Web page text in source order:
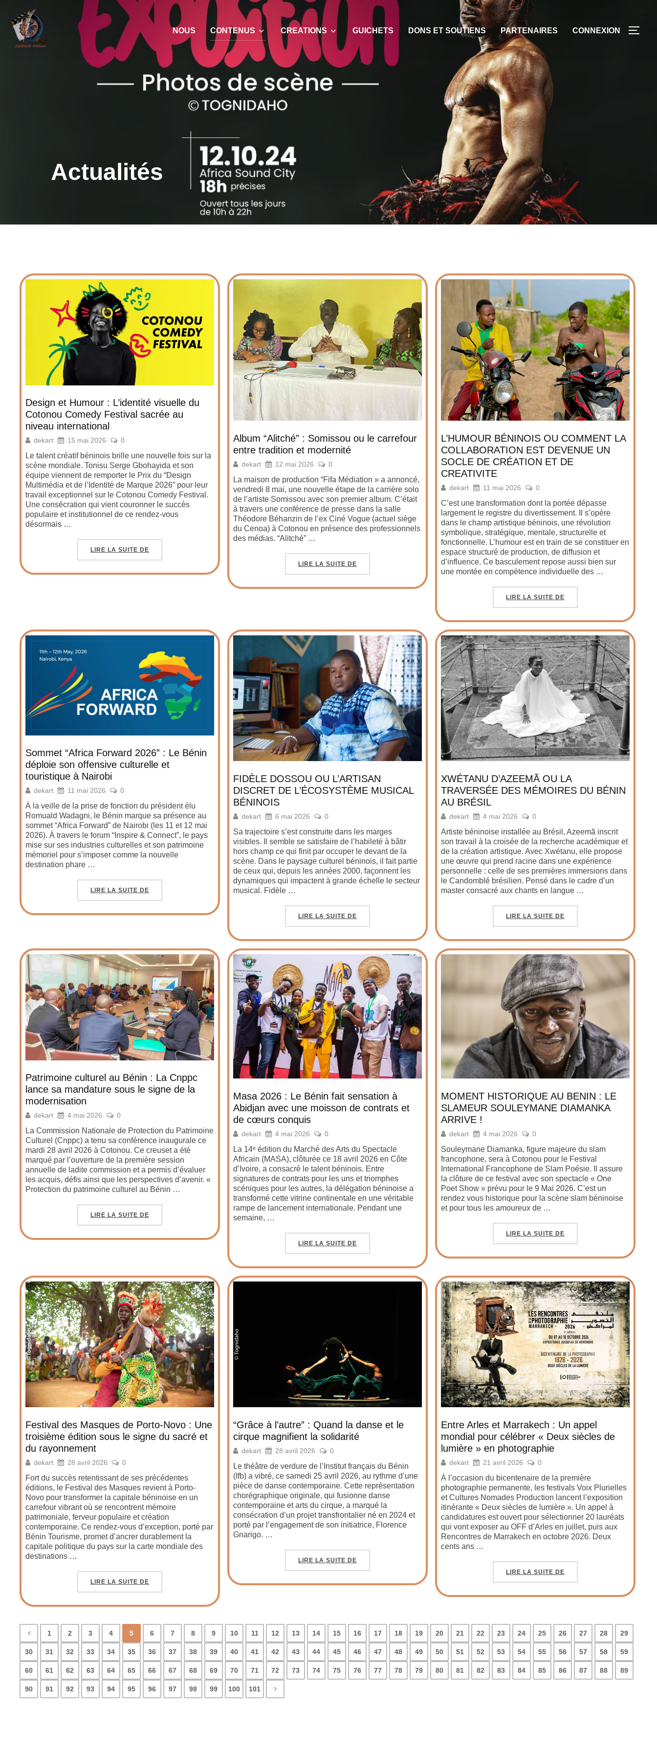
NOUS CONTENUS CREATIONS GUICHETS DONS ET SOUTIENS PARTENAIRES CONNEXION
Actualités
Design et Humour : L’identité visuelle du
Cotonou Comedy Festival sacrée au
niveau international
dekart 15 mai 2026 0
Le talent créatif béninois brille une nouvelle fois sur la
scène mondiale. Tonisu Serge Gbohayida et son
équipe viennent de remporter le Prix du “Design
Multimédia et de l’Identité de Marque 2026” pour leur
travail exceptionnel sur le Cotonou Comedy Festival.
Une consécration qui vient couronner le succès
populaire et institutionnel de ce rendez-vous
désormais …
LIRE LA SUITE DE
Album “Alitché” : Somissou ou le carrefour
entre tradition et modernité
dekart 12 mai 2026 0
La maison de production “Fifa Médiation » a annoncé,
vendredi 8 mai, une nouvelle étape de la carrière solo
de l’artiste Somissou avec son premier album. C’était
à travers une conférence de presse dans la salle
Théodore Béhanzin de l’ex Ciné Vogue (actuel siège
du Cenoa) à Cotonou en présence des professionnels
des médias. “Alitché” …
LIRE LA SUITE DE
L’HUMOUR BÉNINOIS OU COMMENT LA
COLLABORATION EST DEVENUE UN
SOCLE DE CRÉATION ET DE
CREATIVITE
dekart 11 mai 2026 0
C’est une transformation dont la portée dépasse
largement le registre du divertissement. Il s’opère
dans le champ artistique béninois, une révolution
symbolique, stratégique, mentale, structurelle et
fonctionnelle. L’humour est en train de se constituer en
espace structuré de production, de diffusion et
d’influence. Ce basculement repose aussi bien sur
une montée en compétence individuelle des …
LIRE LA SUITE DE
Sommet “Africa Forward 2026” : Le Bénin
déploie son offensive culturelle et
touristique à Nairobi
dekart 11 mai 2026 0
À la veille de la prise de fonction du président élu
Romuald Wadagni, le Bénin marque sa présence au
sommet “Africa Forward” de Nairobi (les 11 et 12 mai
2026). À travers le forum “Inspire & Connect”, le pays
mise sur ses industries culturelles et son patrimoine
mémoriel pour s’imposer comme la nouvelle
destination phare …
LIRE LA SUITE DE
FIDÈLE DOSSOU OU L’ARTISAN
DISCRET DE L’ÉCOSYSTÈME MUSICAL
BÉNINOIS
dekart 6 mai 2026 0
Sa trajectoire s’est construite dans les marges
visibles. Il semble se satisfaire de l’habileté à bâtir
hors champ ce qui finit par occuper le devant de la
scène. Dans le paysage culturel béninois, il fait partie
de ceux qui, depuis les années 2000, façonnent les
dynamiques qui impactent à grande échelle le secteur
musical. Fidèle …
LIRE LA SUITE DE
XWÉTANU D’AZEEMÃ OU LA
TRAVERSÉE DES MÉMOIRES DU BÉNIN
AU BRÉSIL
dekart 4 mai 2026 0
Artiste béninoise installée au Brésil, Azeemã inscrit
son travail à la croisée de la recherche académique et
de la création artistique. Avec Xwétanu, elle propose
une œuvre qui prend racine dans une expérience
personnelle : celle de ses premières immersions dans
le Candomblé brésilien. Pensé dans le cadre d’un
master consacré aux chants en langue …
LIRE LA SUITE DE
Patrimoine culturel au Bénin : La Cnppc
lance sa mandature sous le signe de la
modernisation
dekart 4 mai 2026 0
La Commission Nationale de Protection du Patrimoine
Culturel (Cnppc) a tenu sa conférence inaugurale ce
mardi 28 avril 2026 à Cotonou. Ce creuset a été
marqué par l’ouverture de la première session
annuelle de ladite commission et a permis d’évaluer
les acquis, défis ainsi que les perspectives d’avenir. «
Protection du patrimoine culturel au Bénin …
LIRE LA SUITE DE
Masa 2026 : Le Bénin fait sensation à
Abidjan avec une moisson de contrats et
de cœurs conquis
dekart 4 mai 2026 0
La 14ᵉ édition du Marché des Arts du Spectacle
Africain (MASA), clôturée ce 18 avril 2026 en Côte
d’Ivoire, a consacré le talent béninois. Entre
signatures de contrats pour les uns et triomphes
scéniques pour les autres, la délégation béninoise a
transformé cette vitrine continentale en une véritable
rampe de lancement internationale. Pendant une
semaine, …
LIRE LA SUITE DE
MOMENT HISTORIQUE AU BENIN : LE
SLAMEUR SOULEYMANE DIAMANKA
ARRIVE !
dekart 4 mai 2026 0
Souleymane Diamanka, figure majeure du slam
francophone, sera à Cotonou pour le Festival
International Francophone de Slam Poésie. Il assure
la clôture de ce festival avec son spectacle « One
Poet Show » prévu pour le 9 Mai 2026. C’est un
rendez vous historique pour la scène slam béninoise
et pour tous les amoureux de …
LIRE LA SUITE DE
Festival des Masques de Porto-Novo : Une
troisième édition sous le signe du sacré et
du rayonnement
dekart 28 avril 2026 0
Fort du succès retentissant de ses précédentes
éditions, le Festival des Masques revient à Porto-
Novo pour transformer la capitale béninoise en un
carrefour vibrant où se rencontrent mémoire
patrimoniale, ferveur populaire et création
contemporaine. Ce rendez-vous d’exception, porté par
Bénin Tourisme, promet d’ancrer durablement la
capitale politique du pays sur la carte mondiale des
destinations …
LIRE LA SUITE DE
“Grâce à l’autre” : Quand la danse et le
cirque magnifient la solidarité
dekart 28 avril 2026 0
Le théâtre de verdure de l’Institut français du Bénin
(Ifb) a vibré, ce samedi 25 avril 2026, au rythme d’une
pièce de danse contemporaine. Cette représentation
chorégraphique originale, qui fusionne danse
contemporaine et arts du cirque, a marqué la
consécration d’un projet transfrontalier né en 2024 et
porté par l’engagement de son initiatrice, Florence
Gnarigo. …
LIRE LA SUITE DE
Entre Arles et Marrakech : Un appel
mondial pour célébrer « Deux siècles de
lumière » en photographie
dekart 21 avril 2026 0
À l’occasion du bicentenaire de la première
photographie permanente, les festivals Voix Plurielles
et Cultures Nomades Production lancent l’exposition
itinérante « Deux siècles de lumière ». Un appel à
candidatures est ouvert pour sélectionner 20 lauréats
qui vont exposer au OFF d’Arles en juillet, puis aux
Rencontres de Marrakech en octobre 2026. Deux
cents ans …
LIRE LA SUITE DE
1 2 3 4 5 6 7 8 9 10 11 12 13 14 15 16 17 18 19 20 21 22 23 24 25 26 27 28 29
30 31 32 33 34 35 36 37 38 39 40 41 42 43 44 45 46 47 48 49 50 51 52 53 54 55 56 57 58 59
60 61 62 63 64 65 66 67 68 69 70 71 72 73 74 75 76 77 78 79 80 81 82 83 84 85 86 87 88 89
90 91 92 93 94 95 96 97 98 99 100 101